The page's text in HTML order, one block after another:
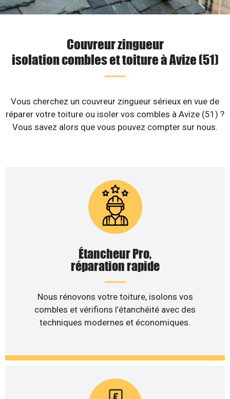
Couvreur zingueur
isolation combles et toiture à Avize (51)
Vous cherchez un couvreur zingueur sérieux en vue de
réparer votre toiture ou isoler vos combles à Avize (51) ?
Vous savez alors que vous pouvez compter sur nous.
Étancheur Pro,
réparation rapide
Nous rénovons votre toiture, isolons vos
combles et vérifions l’étanchéité avec des
techniques modernes et économiques.